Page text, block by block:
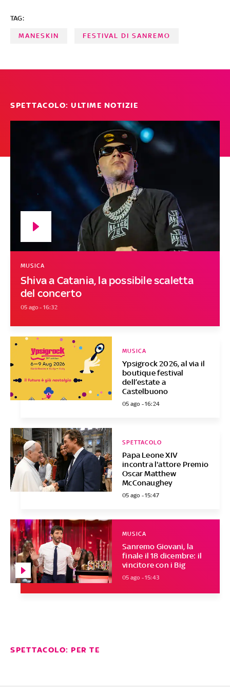
TAG:
MANESKIN FESTIVAL DI SANREMO
SPETTACOLO: ULTIME NOTIZIE
Shiva a Catania, la possibile scaletta
del concerto
MUSICA
05 ago - 16:32
Ypsigrock 2026, al via il
boutique festival
dell’estate a
Castelbuono
MUSICA
05 ago - 16:24
Papa Leone XIV
incontra l'attore Premio
Oscar Matthew
McConaughey
SPETTACOLO
05 ago - 15:47
Sanremo Giovani, la
finale il 18 dicembre: il
vincitore con i Big
MUSICA
05 ago - 15:43
SPETTACOLO: PER TE